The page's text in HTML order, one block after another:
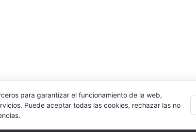
para garantizar el funcionamiento de la web,
Puede aceptar todas las cookies, rechazar las no